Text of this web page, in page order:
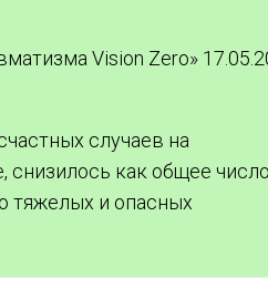
Vision Zero»
случаев на
как общее
тяжелых и опасных